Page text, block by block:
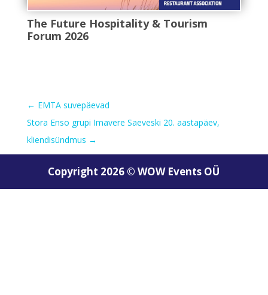
The Future Hospitality & Tourism
Forum 2026
← EMTA suvepäevad
Stora Enso grupi Imavere Saeveski 20. aastapäev,
kliendisündmus →
Copyright 2026 © WOW Events OÜ